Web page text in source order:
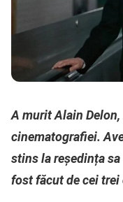
A murit Alain
cinematografiei.
stins la reședința
fost făcut de cei trei